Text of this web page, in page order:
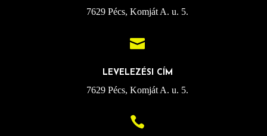
7629 Pécs, Komját A. u. 5.

LEVELEZÉSI CÍM
7629 Pécs, Komját A. u. 5.
